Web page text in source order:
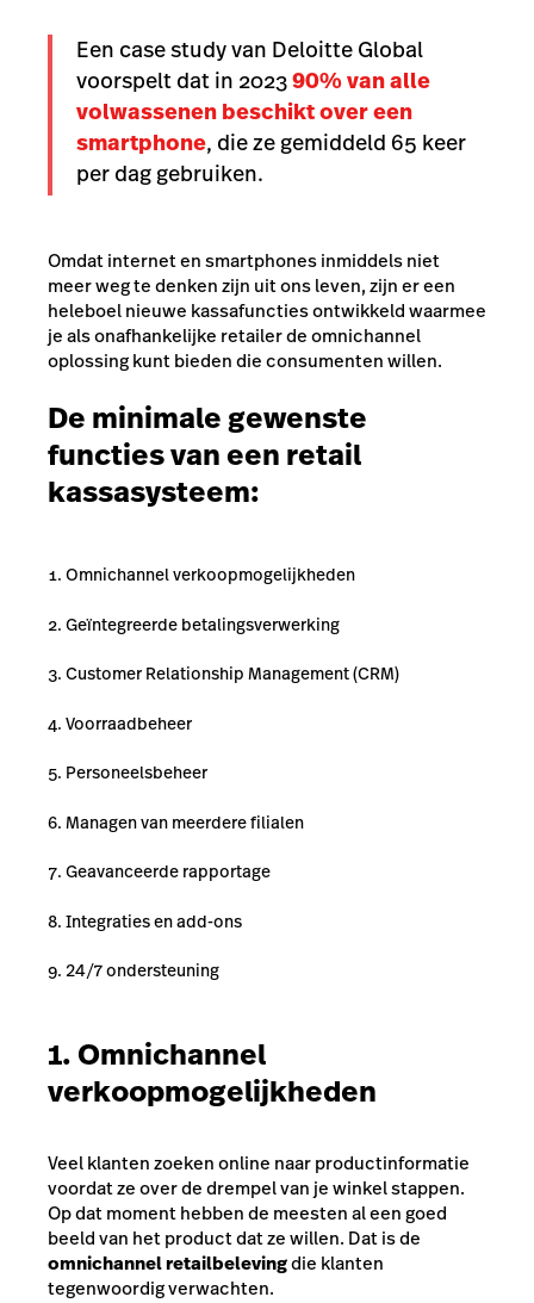
Een case study van Deloitte Global
voorspelt dat in 202390% van alle
volwassenen beschikt over een
smartphone, die ze gemiddeld 65 keer
per dag gebruiken.
Omdat internet en smartphones inmiddels niet
meer weg te denken zijn uit ons leven, zijn er een
heleboel nieuwe kassafuncties ontwikkeld waarmee
je als onafhankelijke retailer de omnichannel
oplossing kunt bieden die consumenten willen.
De minimale gewenste
functies van een retail
kassasysteem:
Omnichannel verkoopmogelijkheden
Geïntegreerde betalingsverwerking
Customer Relationship Management (CRM)
Voorraadbeheer
Personeelsbeheer
Managen van meerdere filialen
Geavanceerde rapportage
Integraties en add-ons
24/7 ondersteuning
1. Omnichannel
verkoopmogelijkheden
Veel klanten zoeken online naar productinformatie
voordat ze over de drempel van je winkel stappen.
Op dat moment hebben de meesten al een goed
beeld van het product dat ze willen. Dat is de
omnichannel retailbelevingdie klanten
tegenwoordig verwachten.